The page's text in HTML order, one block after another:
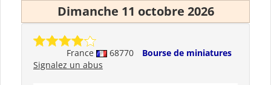
Dimanche 11 octobre 2026
France 68770
Bourse de miniatures
Signalez un abus